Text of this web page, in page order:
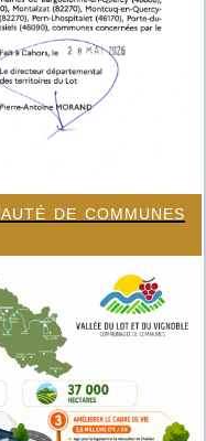
de communes